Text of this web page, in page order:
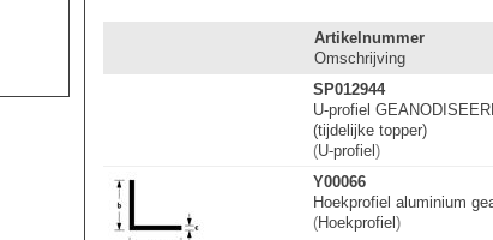
Artikelnummer
Omschrijving
SP012944
U-profiel
(tijdelijke topper)
(U-profiel )
Y00066
Hoekprofiel aluminium
(Hoekprofiel )